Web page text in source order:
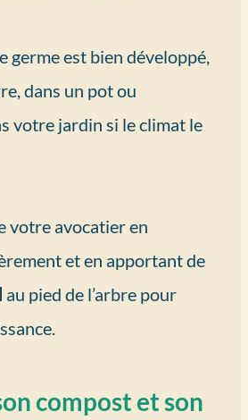
germe est bien développé,
dans un pot ou
votre jardin si le climat le
votre avocatier en
et en apportant de
au pied de l’arbre pour
compost et son